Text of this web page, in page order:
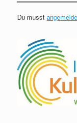
Du musst